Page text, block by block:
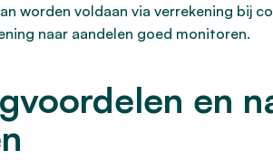
worden voldaan via verrekening bij
naar aandelen goed monitoren.
en